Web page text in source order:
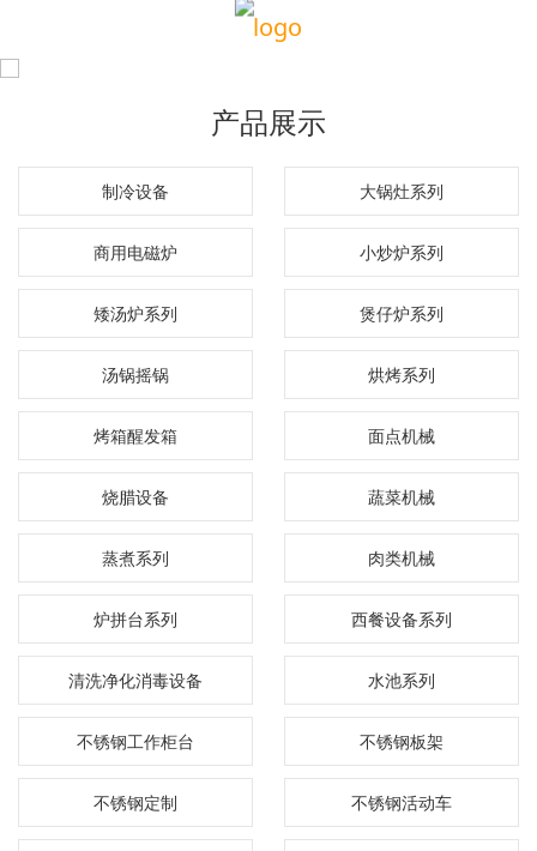
产品展示
制冷设备 大锅灶系列
商用电磁炉 小炒炉系列
矮汤炉系列 煲仔炉系列
汤锅摇锅 烘烤系列
烤箱醒发箱 面点机械
烧腊设备 蔬菜机械
蒸煮系列 肉类机械
炉拼台系列 西餐设备系列
清洗净化消毒设备 水池系列
不锈钢工作柜台 不锈钢板架
不锈钢定制 不锈钢活动车